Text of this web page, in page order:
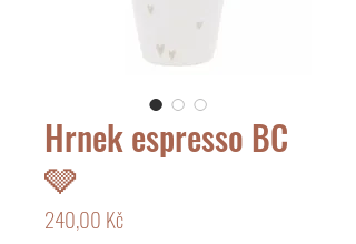
Hrnek espresso BC
🩶
240,00 KčCena